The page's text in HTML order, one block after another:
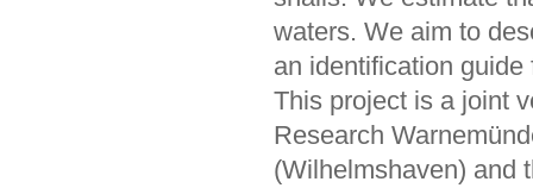
waters. We aim to
an identification
This project is a joint
Research
(Wilhelmshaven) and